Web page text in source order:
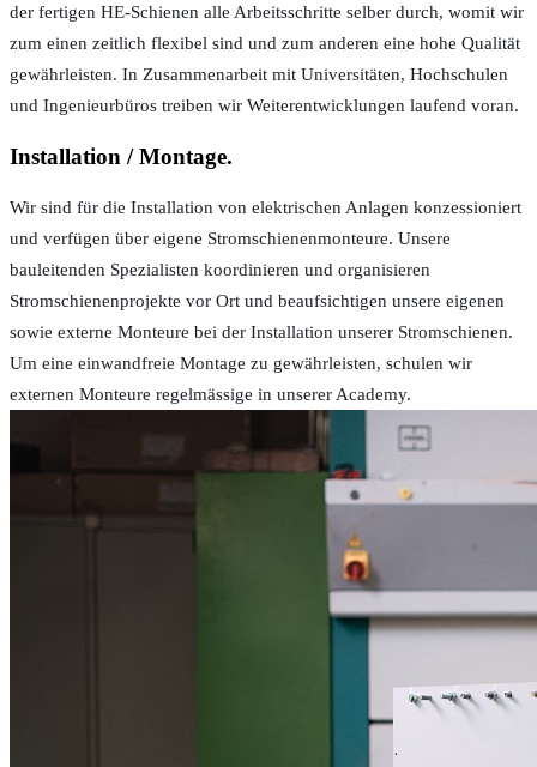
der fertigen HE-Schienen alle Arbeitsschritte selber durch, womit wir
zum einen zeitlich flexibel sind und zum anderen eine hohe Qualität
gewährleisten. In Zusammenarbeit mit Universitäten, Hochschulen
und Ingenieurbüros treiben wir Weiterentwicklungen laufend voran.
Installation / Montage.
Wir sind für die Installation von elektrischen Anlagen konzessioniert
und verfügen über eigene Stromschienenmonteure. Unsere
bauleitenden Spezialisten koordinieren und organisieren
Stromschienenprojekte vor Ort und beaufsichtigen unsere eigenen
sowie externe Monteure bei der Installation unserer Stromschienen.
Um eine einwandfreie Montage zu gewährleisten, schulen wir
externen Monteure regelmässige in unserer Academy.